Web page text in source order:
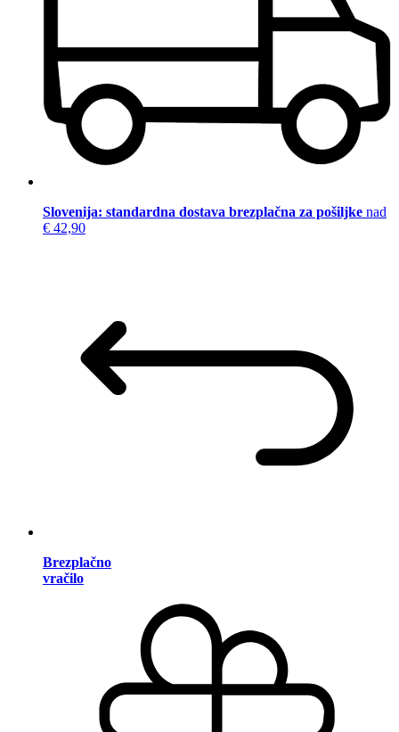
Slovenija: standardna dostava brezplačna za pošiljke nad
€ 42,90
Brezplačno
vračilo